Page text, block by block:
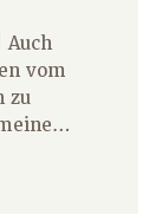
Auch
vom
zu